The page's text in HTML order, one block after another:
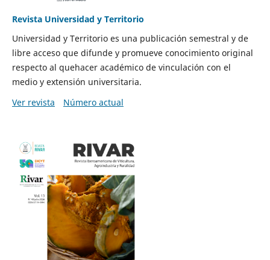
Revista Universidad y Territorio
Universidad y Territorio es una publicación semestral y de
libre acceso que difunde y promueve conocimiento original
respecto al quehacer académico de vinculación con el
medio y extensión universitaria.
Ver revista
Número actual